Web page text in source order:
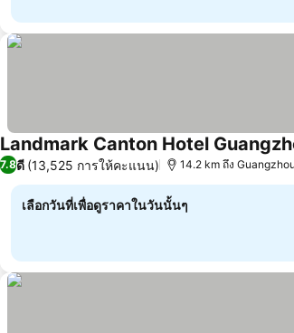
Landmark Canton Hotel
7.8ดี (13,525 การให้คะแนน) 14.2 km ถึง
เลือกวันที่เพื่อดูราคาในวันนั้นๆ